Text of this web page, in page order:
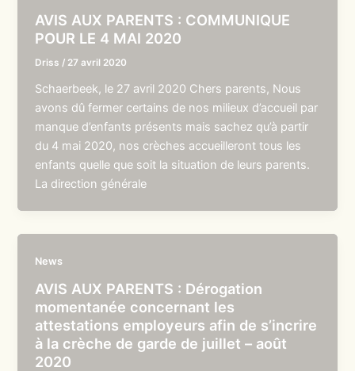
AVIS AUX PARENTS : COMMUNIQUE
POUR LE 4 MAI 2020
Driss / 27 avril 2020
Schaerbeek, le 27 avril 2020 Chers parents, Nous
avons dû fermer certains de nos milieux d’accueil par
manque d’enfants présents mais sachez qu’à partir
du 4 mai 2020, nos crèches accueilleront tous les
enfants quelle que soit la situation de leurs parents.
La direction générale
News
AVIS AUX PARENTS : Dérogation
momentanée concernant les
attestations employeurs afin de s’incrire
à la crèche de garde de juillet – août
2020